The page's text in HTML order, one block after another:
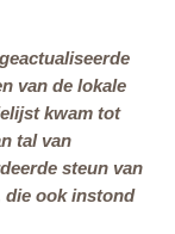
van de lokale
kwam tot
tal van
steun van
die ook instond